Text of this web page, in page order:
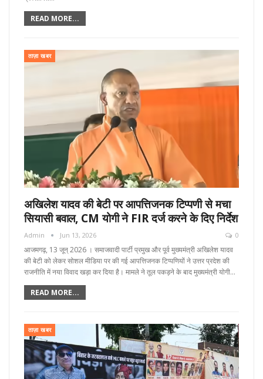
READ MORE...
ताज़ा खबर
अखिलेश यादव की बेटी पर आपत्तिजनक टिप्पणी से मचा
सियासी बवाल, CM योगी ने FIR दर्ज करने के दिए निर्देश
Admin Jun 13, 2026 0
आजमगढ़, 13 जून्‌ 2026 । समाजवादी पार्टी प्रमुख और पूर्व मुख्यमंत्री अखिलेश यादव
की बेटी को लेकर सोशल मीडिया पर की गई आपत्तिजनक टिप्पणियों ने उत्तर प्रदेश की
राजनीति में नया विवाद खड़ा कर दिया है। मामले ने तूल पकड़ने के बाद मुख्यमंत्री योगी…
READ MORE...
ताज़ा खबर